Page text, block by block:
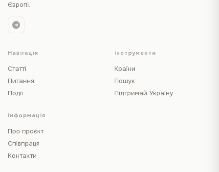
Європі.
Навігація
Статті
Питання
Події
Інструменти
Країни
Пошук
Підтримай Україну
Інформація
Про проєкт
Співпраця
Контакти